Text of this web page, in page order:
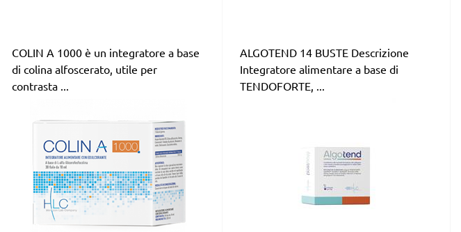
COLIN A 1000 è un integratore a base
di colina alfoscerato, utile per
contrasta ...
ALGOTEND 14 BUSTE Descrizione
Integratore alimentare a base di
TENDOFORTE, ...